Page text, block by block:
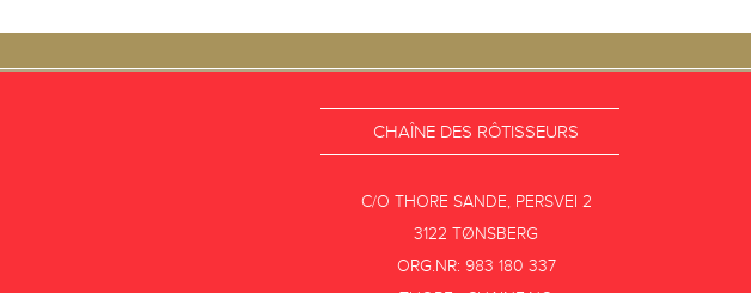
CHAÎNE DES RÔTISSEURS
C/O THORE SANDE, PERSVEI 2
3122 TØNSBERG
ORG.NR: 983 180 337